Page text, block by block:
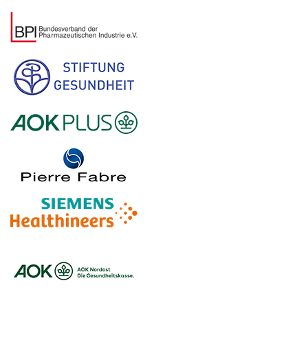
Logo – BDI Bundesverband der Pharmazeutischen
Logo – Stiftung Gesundheit
Logo – AOK PLUS
Logo – Pierre Fabre Pharma
Logo – Siemens Healthineers
Logo – AOK NORDOEST